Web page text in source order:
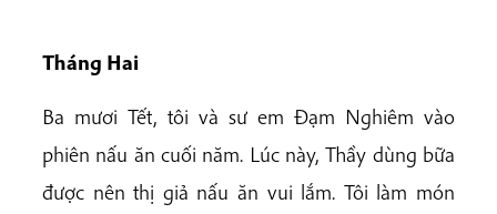
Tháng Hai
Ba mươi Tết, tôi và sư em Đạm Nghiêm vào
phiên nấu ăn cuối năm. Lúc này, Thầy dùng bữa
được nên thị giả nấu ăn vui lắm. Tôi làm món